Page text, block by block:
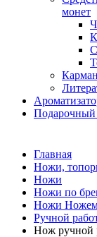
монет
Подарочный
Главная
Ножи,
Ножи
Ножи по
Ножи
Ручной
Нож ручной